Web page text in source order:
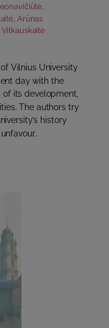
,
Arūnas
Vitkauskaitė
Vilnius University
day with the
its development,
The authors try
history